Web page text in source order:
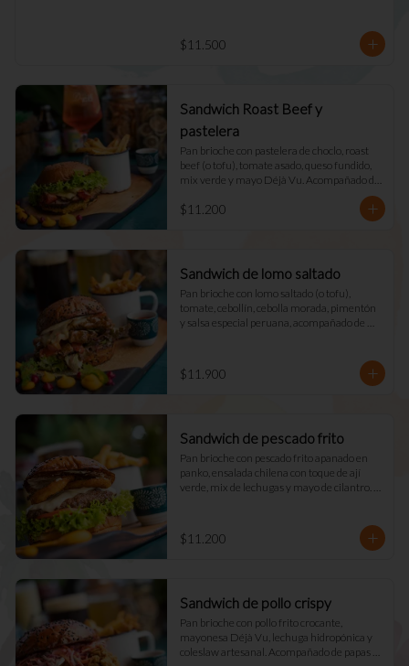
$11.500
Sandwich Roast Beef y
pastelera
Pan brioche con pastelera de choclo, roast
beef (o tofu), tomate asado, queso fundido,
mix verde y mayo Déjà Vu. Acompañado de
$11.200
Sandwich de lomo saltado
Pan brioche con lomo saltado (o tofu),
tomate, cebollín, cebolla morada, pimentón
y salsa especial peruana, acompañado de
salsa.
$11.900
Sandwich de pescado frito
Pan brioche con pescado frito apanado en
panko, ensalada chilena con toque de ají
verde, mix de lechugas y mayo de cilantro.
$11.200
Sandwich de pollo crispy
Pan brioche con pollo frito crocante,
mayonesa Déjà Vu, lechuga hidropónica y
coleslaw artesanal. Acompañado de papas